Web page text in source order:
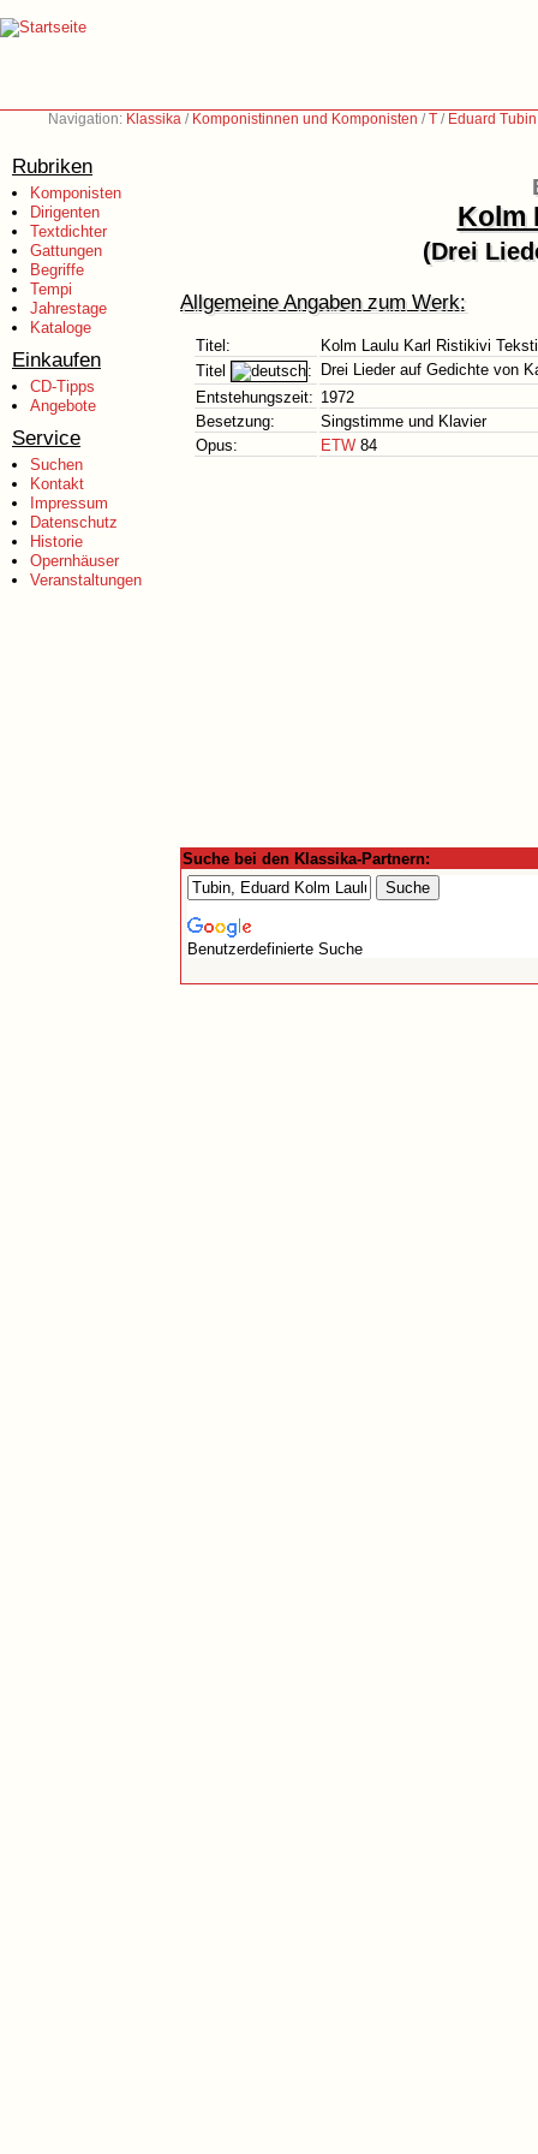
Navigation: Klassika / Komponistinnen und Komponisten /T / Eduard
Rubriken
Komponisten
Dirigenten
Textdichter
Gattungen
Begriffe
Tempi
Jahrestage
Kataloge
Einkaufen
CD-Tipps
Angebote
Service
Suchen
Kontakt
Impressum
Datenschutz
Historie
Opernhäuser
Veranstaltungen
Kolm
(Drei
Allgemeine Angaben zum Werk:
Titel:
Kolm Laulu Karl Ristikivi
Titel
:
Drei Lieder auf Gedichte von
Entstehungszeit: 1972
Besetzung:
Singstimme und Klavier
Opus:
ETW 84
Suche bei den Klassika-Partnern:
Benutzerdefinierte Suche